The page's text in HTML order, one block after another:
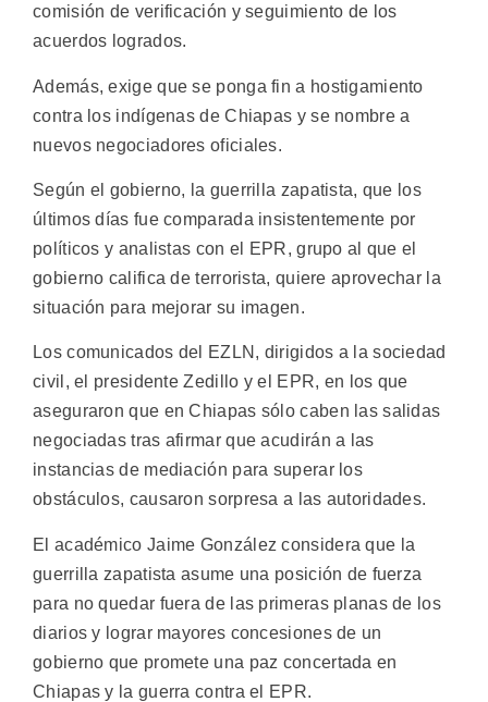
comisión de verificación y seguimiento de los
acuerdos logrados.
Además, exige que se ponga fin a hostigamiento
contra los indígenas de Chiapas y se nombre a
nuevos negociadores oficiales.
Según el gobierno, la guerrilla zapatista, que los
últimos días fue comparada insistentemente por
políticos y analistas con el EPR, grupo al que el
gobierno califica de terrorista, quiere aprovechar la
situación para mejorar su imagen.
Los comunicados del EZLN, dirigidos a la sociedad
civil, el presidente Zedillo y el EPR, en los que
aseguraron que en Chiapas sólo caben las salidas
negociadas tras afirmar que acudirán a las
instancias de mediación para superar los
obstáculos, causaron sorpresa a las autoridades.
El académico Jaime González considera que la
guerrilla zapatista asume una posición de fuerza
para no quedar fuera de las primeras planas de los
diarios y lograr mayores concesiones de un
gobierno que promete una paz concertada en
Chiapas y la guerra contra el EPR.